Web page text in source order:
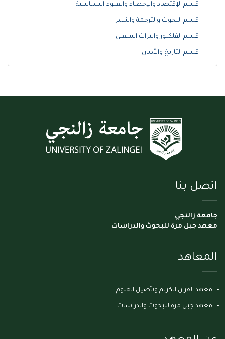
قسم الإقتصاد والإحصاء والعلوم السياسية
قسم البحوث والترجمة والنشر
قسم الفلكلور والتراث الشعبي
قسم التاريخ والأديان
اتصل بنا
جامعة زالنجي
معهد جبل مرة للبحوث والدراسات
المعاهد
معهد القرآن الكريم وتأصيل العلوم
معهد جبل مرة للبحوث والدراسات